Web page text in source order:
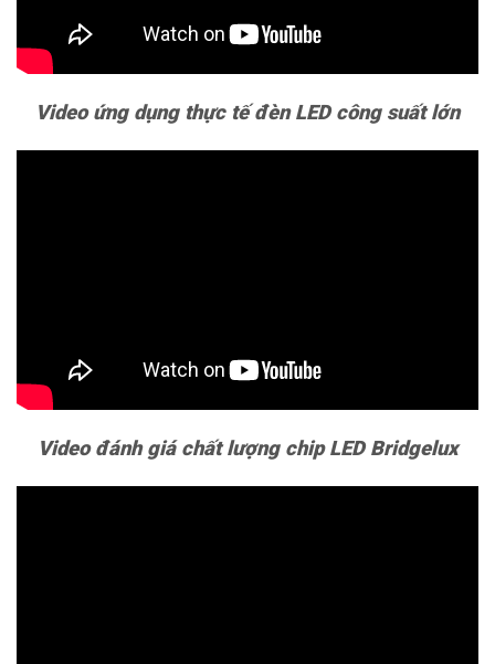
Video ứng dụng thực tế đèn LED công suất lớn
Video đánh giá chất lượng chip LED Bridgelux